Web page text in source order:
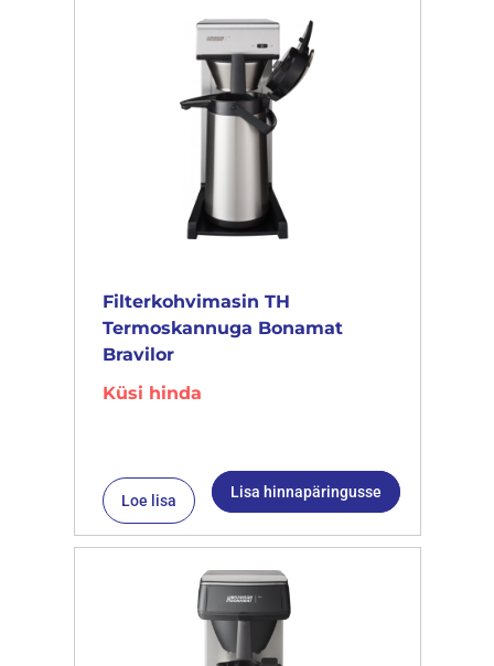
Filterkohvimasin TH
Termoskannuga Bonamat
Bravilor
Küsi hinda
Loe lisa Lisa hinnapäringusse